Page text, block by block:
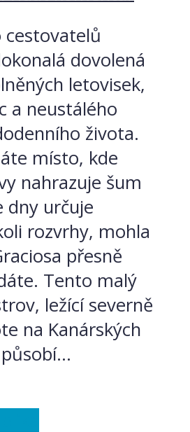
cestovatelů
dovolená
letovisek,
a neustálého
života.
místo, kde
nahrazuje šum
dny určuje
rozvrhy, mohla
přesně
Tento malý
ležící severně
na Kanárských